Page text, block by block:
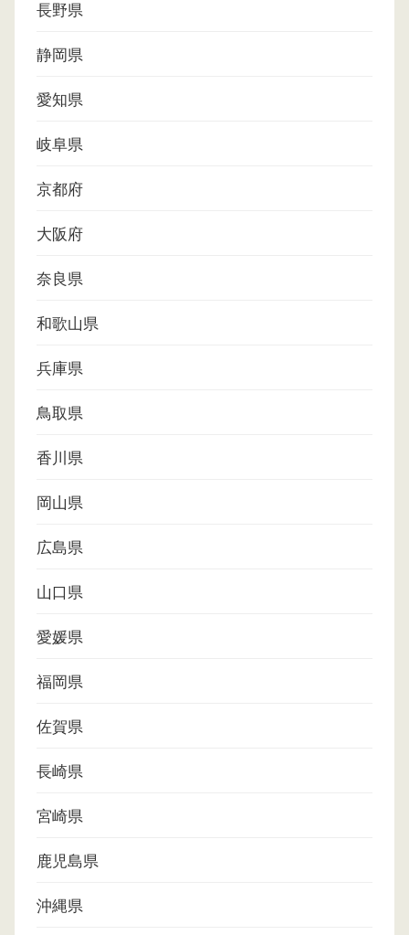
長野県
静岡県
愛知県
岐阜県
京都府
大阪府
奈良県
和歌山県
兵庫県
鳥取県
香川県
岡山県
広島県
山口県
愛媛県
福岡県
佐賀県
長崎県
宮崎県
鹿児島県
沖縄県